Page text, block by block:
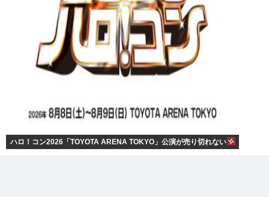
ハロ！コン2026「TOYOTA ARENA TOKYO」公演が売り切れない